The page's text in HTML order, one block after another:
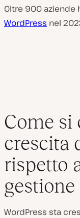
Oltre 900 aziende
WordPress nel
Come si
crescita
rispetto
WordPress sta